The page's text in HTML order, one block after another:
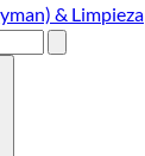
& Limpieza